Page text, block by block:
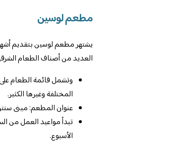
مطعم لوسين
يشتهر مطعم لوسين بتقديم أشهى
العديد من أصناف الطعام
وتشمل قائمة الطعام
المختلفة وغيرها الكثير.
عنوان المطعم: مبنى
تبدأ مواعيد العمل من
الأسبوع.